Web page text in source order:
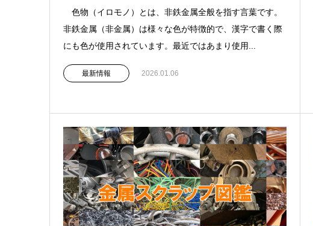
色物（イロモノ）とは、非鉄金属全般を指す言葉です。
非鉄金属（非金属）は様々な色が特徴的で、漢字で書く際
にも色が使用されています。最近ではあまり使用...
最新情報 2026.01.06